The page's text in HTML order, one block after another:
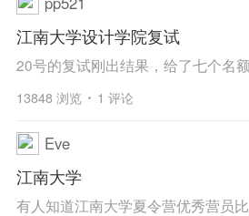
江南大学设计学院复试
13848 浏览 1 评论
Eve
江南大学
有人知道江南大学夏令营优秀营员